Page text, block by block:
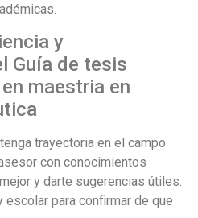
y
Guía de tesis
maestria en
trayectoria en el campo
con conocimientos
y darte sugerencias útiles.
para confirmar de que